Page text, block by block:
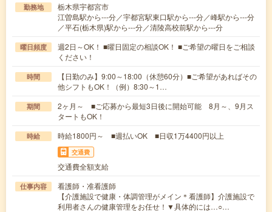
勤務地
栃木県宇都宮市
江曽島駅から---分／宇都宮駅東口駅から---分／峰駅から---分
／平石(栃木県)駅から---分／清陵高校前駅から---分
曜日頻度
週2日～OK！ ■曜日固定の相談OK！ ■ご希望の曜日をご相談
ください！
時間
【日勤のみ】9:00～18:00（休憩60分）■ご希望があればその
他シフトもOK！（例）8:30～1…
期間
2ヶ月～ ■ご応募から最短3日後に開始可能 8月～、9月ス
タートもOK！
時給 時給1800円～ ■週払いOK ■日収1万4400円以上
交通費
交通費全額支給
仕事内容
看護師・准看護師
【介護施設で健康・体調管理がメイン＊看護師】介護施設で
利用者さんの健康管理をお任せ！▼具体的には…○…